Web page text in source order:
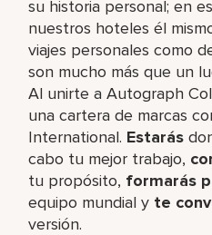
su historia personal; en
nuestros hoteles él
viajes personales como
son mucho más que un
Al unirte a Autograph
una cartera de marcas
International. Estarás
cabo tu mejor trabajo,​
tu propósito, formarás
equipo mundial y te
versión.